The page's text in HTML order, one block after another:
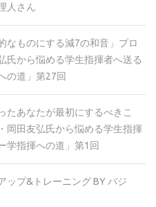
人さん
なものにする減7の和音」プロ
氏から悩める学生指揮者へ送る
の道」第27回
たあなたが最初にするべきこ
岡田友弘氏から悩める学生指揮
学指揮への道」第1回
ップ&トレーニング BY バジ